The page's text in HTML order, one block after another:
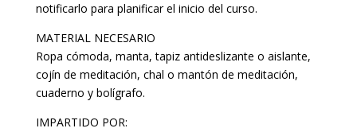
notificarlo para planificar el inicio del curso.
MATERIAL NECESARIO
Ropa cómoda, manta, tapiz antideslizante o aislante,
cojín de meditación, chal o mantón de meditación,
cuaderno y bolígrafo.
IMPARTIDO POR: